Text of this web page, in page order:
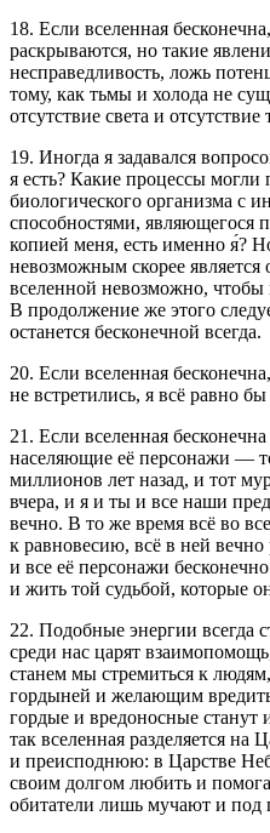
18. Если вселенная
раскрываются, но такие
несправедливость, ложь
тому, как тьмы и холода не
отсутствие света и отсутствие
19. Иногда я задавался
я есть? Какие процессы могли
биологического организма с
способностями, являющегося
копией меня, есть именно я́?
невозможным скорее
вселенной невозможно,
В продолжение же этого
останется бесконечной всегда.
20. Если вселенная
не встретились, я всё равно
21. Если вселенная
населяющие её персонажи —
миллионов лет назад, и тот
вчера, и я и ты и все наши
вечно. В то же время всё во
к равновесию, всё в ней вечно
и все её персонажи
и жить той судьбой, которые
22. Подобные энергии всегда
среди нас царят
станем мы стремиться к
гордыней и желающим
гордые и вредоносные станут
так вселенная разделяется на
и преисподнюю: в Царстве
своим долгом любить и
обитатели лишь мучают и под